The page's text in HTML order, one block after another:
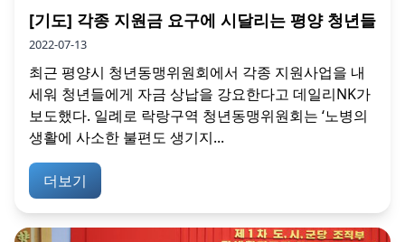
[기도] 각종 지원금 요구에 시달리는 평양 청년들
2022-07-13
최근 평양시 청년동맹위원회에서 각종 지원사업을 내
세워 청년들에게 자금 상납을 강요한다고 데일리NK가
보도했다. 일례로 락랑구역 청년동맹위원회는 ‘노병의
생활에 사소한 불편도 생기지...
더보기